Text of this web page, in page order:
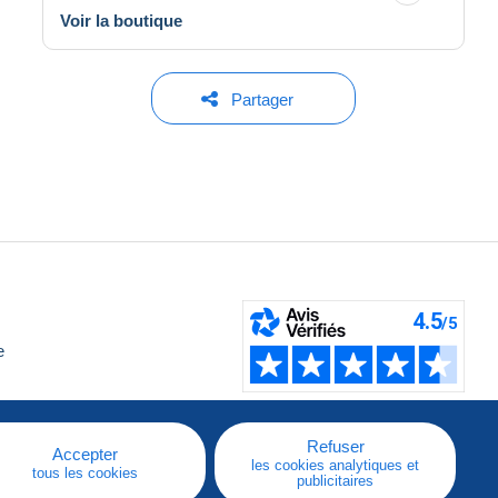
Voir la boutique
Partager
Accepter
tous les cookies
Refuser
les cookies analytiques et
publicitaires